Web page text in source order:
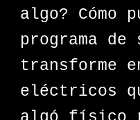
algo? Cómo
programa
transforme
eléctricos